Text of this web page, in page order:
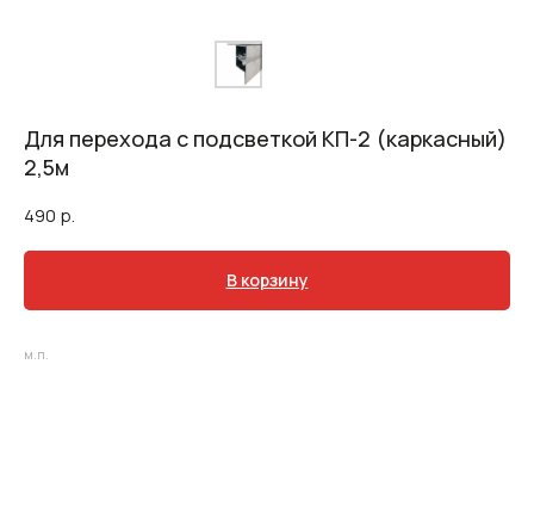
Для перехода с подсветкой КП-2 (каркасный)
2,5м
490 р.
В корзину
м.п.